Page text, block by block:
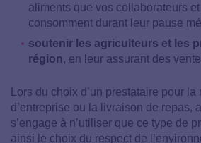
aliments que vos collaborateurs
consomment durant leur pause
soutenir les agriculteurs et les
région, en leur assurant des
Lors du choix d’un prestataire pour la
d’entreprise ou la livraison de repas,
s’engage à n’utiliser que ce type de
ainsi le choix du respect de